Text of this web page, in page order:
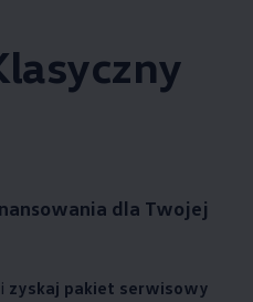
dla Twojej
i zyskaj pakiet serwisowy